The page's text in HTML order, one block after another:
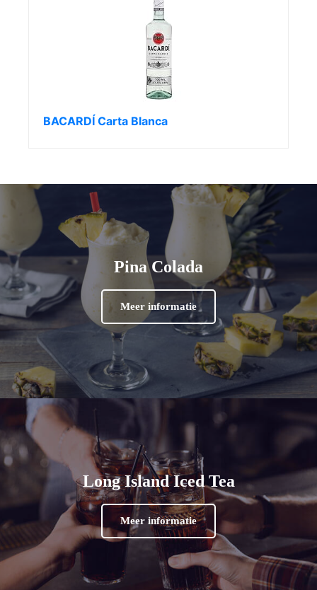
BACARDÍ Carta Blanca
Pina Colada
Meer informatie
Long Island Iced Tea
Meer informatie